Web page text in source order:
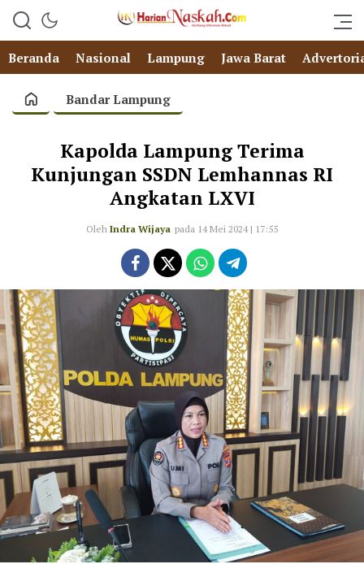
Beranda Nasional Lampung Jawa Barat
Bandar Lampung
Kapolda Lampung Terima
Kunjungan SSDN Lemhannas RI
Angkatan LXVI
Oleh Indra Wijaya pada 14 Mei 2024 | 17:55